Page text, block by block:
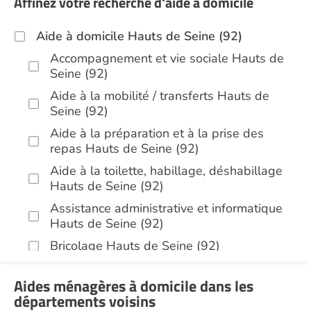
Aide à domicile Hauts de Seine (92)
Accompagnement et vie sociale Hauts de
Seine (92)
Aide à la mobilité / transferts Hauts de
Seine (92)
Aide à la préparation et à la prise des
repas Hauts de Seine (92)
Aide à la toilette, habillage, déshabillage
Hauts de Seine (92)
Assistance administrative et informatique
Hauts de Seine (92)
Bricolage Hauts de Seine (92)
Infirmiers Hauts de Seine (92)
Aides ménagères à domicile dans les
départements voisins